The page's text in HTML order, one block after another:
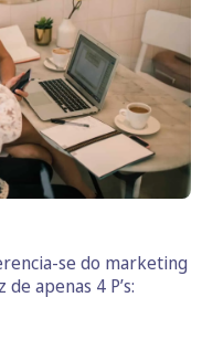
se do marketing
apenas 4 P’s: